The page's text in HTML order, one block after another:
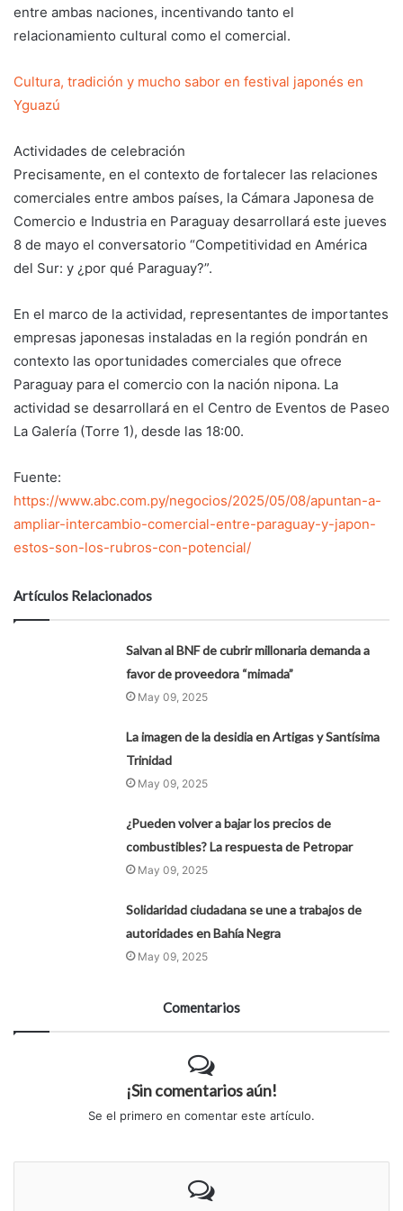
entre ambas naciones, incentivando tanto el
relacionamiento cultural como el comercial.
Cultura, tradición y mucho sabor en festival japonés en
Yguazú
Actividades de celebración
Precisamente, en el contexto de fortalecer las relaciones
comerciales entre ambos países, la Cámara Japonesa de
Comercio e Industria en Paraguay desarrollará este jueves
8 de mayo el conversatorio “Competitividad en América
del Sur: y ¿por qué Paraguay?”.
En el marco de la actividad, representantes de importantes
empresas japonesas instaladas en la región pondrán en
contexto las oportunidades comerciales que ofrece
Paraguay para el comercio con la nación nipona. La
actividad se desarrollará en el Centro de Eventos de Paseo
La Galería (Torre 1), desde las 18:00.
Fuente:
https://www.abc.com.py/negocios/2025/05/08/apuntan-a-
ampliar-intercambio-comercial-entre-paraguay-y-japon-
estos-son-los-rubros-con-potencial/
Artículos Relacionados
Salvan al BNF de cubrir millonaria demanda a
favor de proveedora “mimada”
May 09, 2025
La imagen de la desidia en Artigas y Santísima
Trinidad
May 09, 2025
¿Pueden volver a bajar los precios de
combustibles? La respuesta de Petropar
May 09, 2025
Solidaridad ciudadana se une a trabajos de
autoridades en Bahía Negra
May 09, 2025
Comentarios
¡Sin comentarios aún!
Se el primero en comentar este artículo.